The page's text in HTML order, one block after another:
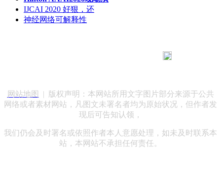
IJCAI 2020 好狠，还
神经网络可解释性
网站地图
| 版权声明：本网站所用文字图片部分来源于公共
网络或者素材网站，凡图文未署名者均为原始状况，但作者发
现后可告知认领，
我们仍会及时署名或依照作者本人意愿处理，如未及时联系本
站，本网站不承担任何责任。